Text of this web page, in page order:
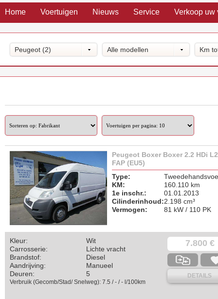
Home Voertuigen Nieuws Service Verkoop uw
Peugeot (2) Alle modellen Km
Peugeot Boxer Boxer 2.2 HDi
FAP (EU5)
Type:
KM:
160.110 km
1e inschr.:
01.01.2013
Cilinderinhoud:2.198 cm³
Vermogen:
81 kW / 110 PK
7.800 €
DETAILS
Kleur:
Wit
Carrosserie:
Lichte vracht
Brandstof:
Diesel
Aandrijving:
Manueel
Deuren:
5
Verbruik (Gecomb/Stad/ Snelweg): 7.5 / - / - l/100km